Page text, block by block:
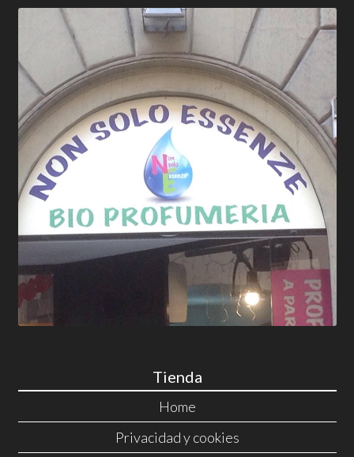
Tienda
Home
Privacidad y cookies